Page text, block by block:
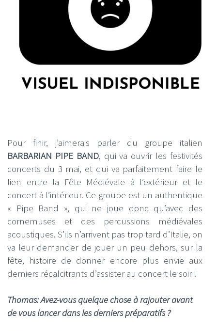
Pour finir, j’aimerais parler du groupe italien
BARBARIAN PIPE BAND, qui va ouvrir les festivités
concerts du 3 mai, et qui va parfaitement faire le
lien entre la Fête Médiévale à l’extérieur et le
concert à l’intérieur. Ce groupe est un authentique
« Pipe Band », qui ne joue donc qu’avec des
cornemuses et des percussions médiévales
acoustiques. S’ils n’arrivent pas trop tard d’Italie, on
va leur demander de jouer un peu dehors, sur la
fête, histoire de donner encore plus envie aux
derniers récalcitrants d’assister au concert le soir !
Thomas: Avez-vous quelque chose à rajouter avant
de vous lancer dans les derniers préparatifs ?